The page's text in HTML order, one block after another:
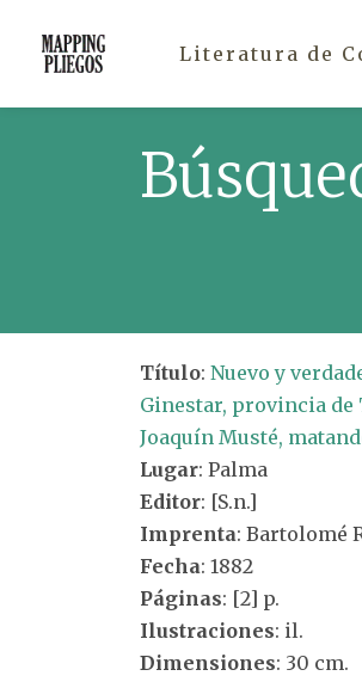
Literatura de
Título: Nuevo y
Ginestar, provincia de
Joaquín Musté,
Lugar: Palma
Editor: [S.n.]
Imprenta: Bartolomé
Fecha: 1882
Páginas: [2] p.
Ilustraciones: il.
Dimensiones: 30 cm.